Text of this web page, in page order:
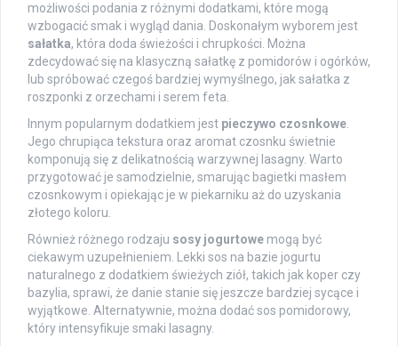
możliwości podania z różnymi dodatkami, które mogą
wzbogacić smak i wygląd dania. Doskonałym wyborem jest
sałatka, która doda świeżości i chrupkości. Można
zdecydować się na klasyczną sałatkę z pomidorów i ogórków,
lub spróbować czegoś bardziej wymyślnego, jak sałatka z
roszponki z orzechami i serem feta.
Innym popularnym dodatkiem jest pieczywo czosnkowe.
Jego chrupiąca tekstura oraz aromat czosnku świetnie
komponują się z delikatnością warzywnej lasagny. Warto
przygotować je samodzielnie, smarując bagietki masłem
czosnkowym i opiekając je w piekarniku aż do uzyskania
złotego koloru.
Również różnego rodzaju sosy jogurtowe mogą być
ciekawym uzupełnieniem. Lekki sos na bazie jogurtu
naturalnego z dodatkiem świeżych ziół, takich jak koper czy
bazylia, sprawi, że danie stanie się jeszcze bardziej sycące i
wyjątkowe. Alternatywnie, można dodać sos pomidorowy,
który intensyfikuje smaki lasagny.